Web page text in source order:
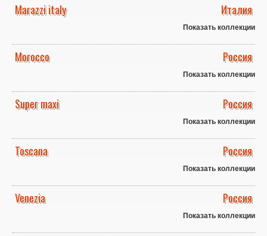
Marazzi italy Италия
Показать коллекции
Morocco Россия
Показать коллекции
Super maxi Россия
Показать коллекции
Toscana Россия
Показать коллекции
Venezia Россия
Показать коллекции